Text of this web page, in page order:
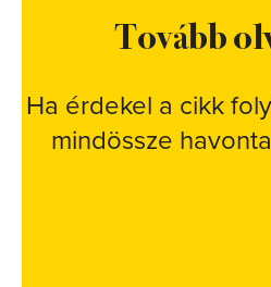
Tovább
Ha érdekel a cikk
mindössze